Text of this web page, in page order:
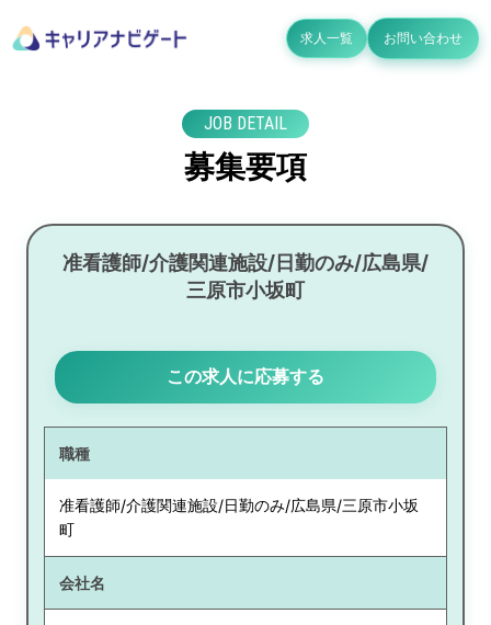
求人一覧 お問い合わせ
JOB DETAIL
募集要項
准看護師/介護関連施設/日勤のみ/広島県/
三原市小坂町
この求人に応募する
職種
准看護師/介護関連施設/日勤のみ/広島県/三原市小坂
町
会社名